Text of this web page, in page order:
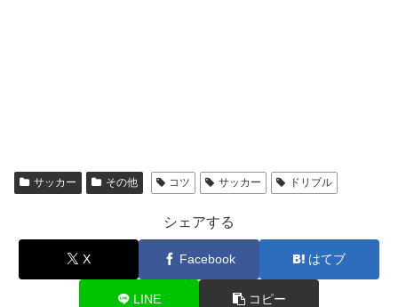
サッカー その他 コツ サッカー ドリブル
シェアする
X Facebook はてブ
LINE コピー